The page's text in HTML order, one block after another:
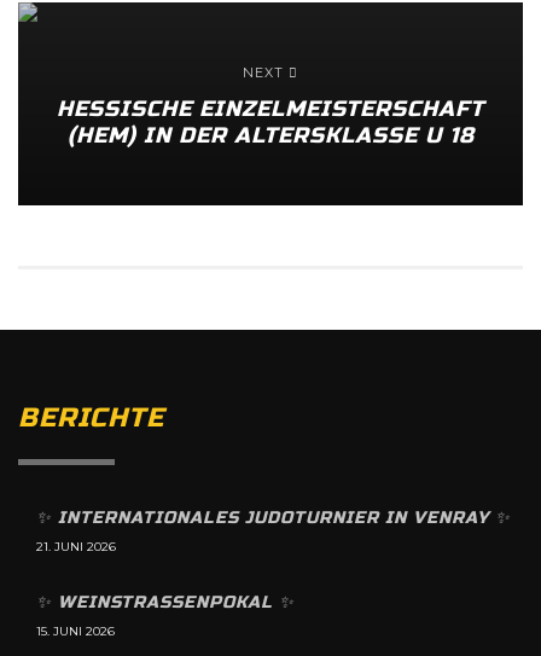
NEXT
HESSISCHE EINZELMEISTERSCHAFT
(HEM) IN DER ALTERSKLASSE U 18
BERICHTE
✨️ INTERNATIONALES JUDOTURNIER IN VENRAY ✨️
21. JUNI 2026
✨️ WEINSTRASSENPOKAL ✨️
15. JUNI 2026